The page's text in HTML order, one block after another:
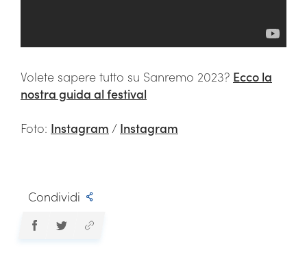
Volete sapere tutto su Sanremo 2023? Ecco la
nostra guida al festival
Foto: Instagram / Instagram
Condividi